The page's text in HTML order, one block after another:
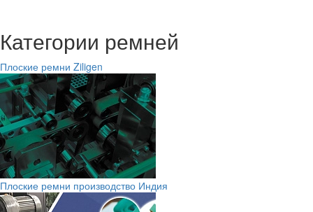
Категории ремней
Плоские ремни Ziligen
Плоские ремни производство Индия